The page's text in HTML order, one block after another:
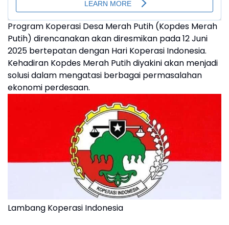
Program Koperasi Desa Merah Putih (Kopdes Merah
Putih) direncanakan akan diresmikan pada 12 Juni
2025 bertepatan dengan Hari Koperasi Indonesia.
Kehadiran Kopdes Merah Putih diyakini akan menjadi
solusi dalam mengatasi berbagai permasalahan
ekonomi perdesaan.
Lambang Koperasi Indonesia